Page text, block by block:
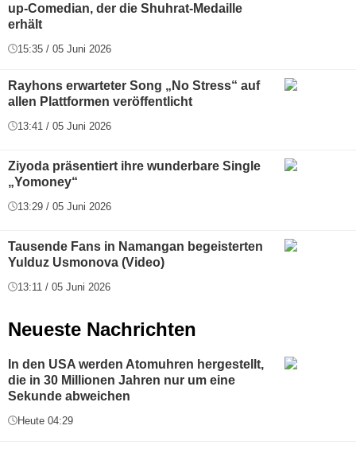
up-Comedian, der die Shuhrat-Medaille
erhält
15:35 / 05 Juni 2026
Rayhons erwarteter Song „No Stress“ auf
allen Plattformen veröffentlicht
13:41 / 05 Juni 2026
Ziyoda präsentiert ihre wunderbare Single
„Yomoney“
13:29 / 05 Juni 2026
Tausende Fans in Namangan begeisterten
Yulduz Usmonova (Video)
13:11 / 05 Juni 2026
Neueste Nachrichten
In den USA werden Atomuhren hergestellt,
die in 30 Millionen Jahren nur um eine
Sekunde abweichen
Heute 04:29